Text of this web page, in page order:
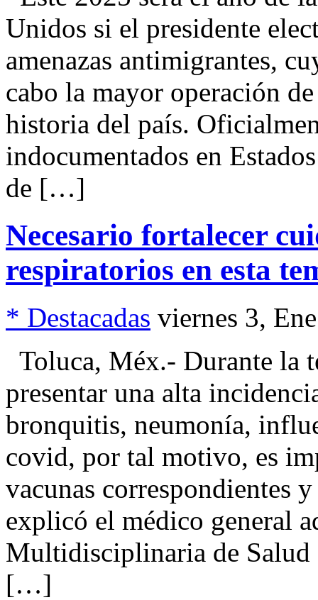
Unidos si el presidente
amenazas antimigrantes,
cabo la mayor operación
historia del país.
indocumentados en
de […]
Necesario fortalecer
respiratorios en esta
* Destacadas viernes 3,
Toluca, Méx.- Durante la
presentar una alta
bronquitis, neumonía,
covid, por tal motivo, es
vacunas correspondientes
explicó el médico general
Multidisciplinaria de
[…]